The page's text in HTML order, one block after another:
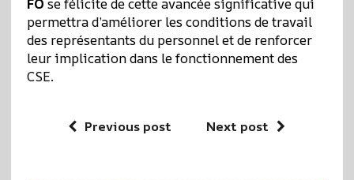
FO se félicite de cette avancée significative qui
permettra d’améliorer les conditions de travail
des représentants du personnel et de renforcer
leur implication dans le fonctionnement des
CSE.
Previous post Next post